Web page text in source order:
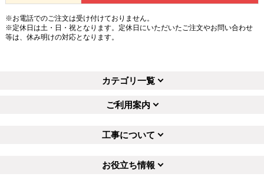
※お電話でのご注文は受け付けておりません。
※定休日は土・日・祝となります。定休日にいただいたご注文やお問い合わせ
等は、休み明けの対応となります。
カテゴリ一覧
ご利用案内
工事について
お役立ち情報